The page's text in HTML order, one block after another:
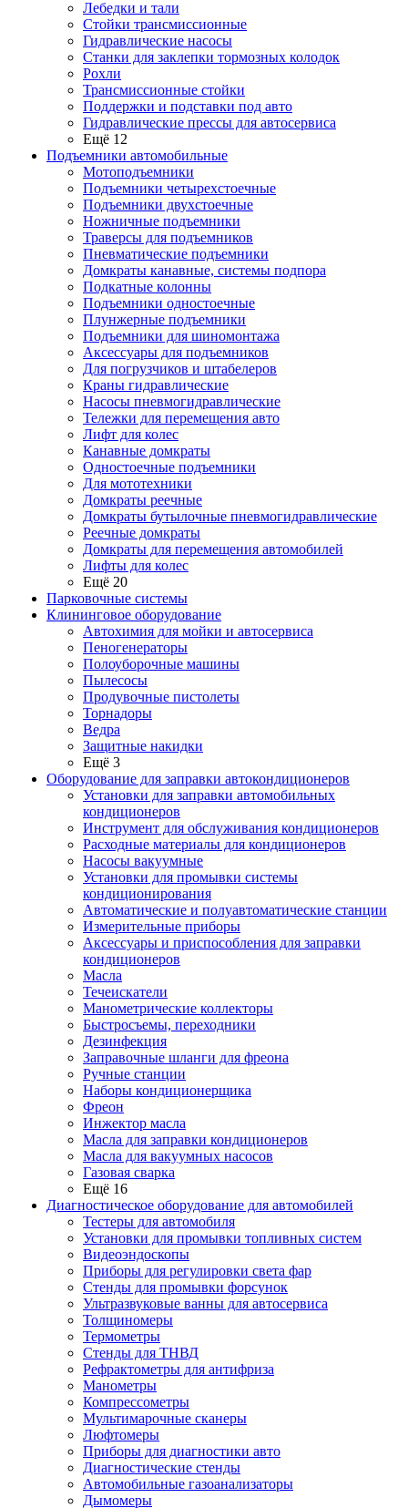
Лебедки и тали
Стойки трансмиссионные
Гидравлические насосы
Cтанки для заклепки тормозных колодок
Рохли
Трансмиссионные стойки
Поддержки и подставки под авто
Гидравлические прессы для автосервиса
Ещё 12
Подъемники автомобильные
Мотоподъемники
Подъемники четырехстоечные
Подъемники двухстоечные
Ножничные подъемники
Траверсы для подъемников
Пневматические подъемники
Домкраты канавные, системы подпора
Подкатные колонны
Подъемники одностоечные
Плунжерные подъемники
Подъемники для шиномонтажа
Аксессуары для подъемников
Для погрузчиков и штабелеров
Краны гидравлические
Насосы пневмогидравлические
Тележки для перемещения авто
Лифт для колес
Канавные домкраты
Одностоечные подъемники
Для мототехники
Домкраты реечные
Домкраты бутылочные пневмогидравлические
Реечные домкраты
Домкраты для перемещения автомобилей
Лифты для колес
Ещё 20
Парковочные системы
Клининговое оборудование
Автохимия для мойки и автосервиса
Пеногенераторы
Полоуборочные машины
Пылесосы
Продувочные пистолеты
Торнадоры
Ведра
Защитные накидки
Ещё 3
Оборудование для заправки автокондиционеров
Установки для заправки автомобильных
кондиционеров
Инструмент для обслуживания кондиционеров
Расходные материалы для кондиционеров
Насосы вакуумные
Установки для промывки системы
кондиционирования
Автоматические и полуавтоматические станции
Измерительные приборы
Аксессуары и приспособления для заправки
кондиционеров
Масла
Течеискатели
Манометрические коллекторы
Быстросъемы, переходники
Дезинфекция
Заправочные шланги для фреона
Ручные станции
Наборы кондиционерщика
Фреон
Инжектор масла
Масла для заправки кондиционеров
Масла для вакуумных насосов
Газовая сварка
Ещё 16
Диагностическое оборудование для автомобилей
Тестеры для автомобиля
Установки для промывки топливных систем
Видеоэндоскопы
Приборы для регулировки света фар
Стенды для промывки форсунок
Ультразвуковые ванны для автосервиса
Толщиномеры
Термометры
Стенды для ТНВД
Рефрактометры для антифриза
Манометры
Компрессометры
Мультимарочные сканеры
Люфтомеры
Приборы для диагностики авто
Диагностические стенды
Автомобильные газоанализаторы
Дымомеры